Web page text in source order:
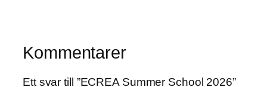
Kommentarer
Ett svar till ”ECREA Summer School 2026”